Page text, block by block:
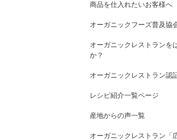
商品を仕入れたいお客様へ
オーガニックフーズ普及協
オーガニックレストランを
か？
オーガニックレストラン認
レシピ紹介一覧ページ
産地からの声一覧
オーガニックレストラン「